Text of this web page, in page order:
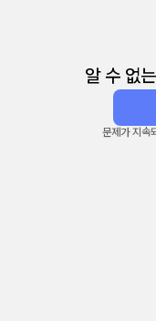
알 수 없
문제가 지속